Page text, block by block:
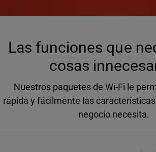
Las funciones que
cosas
Nuestros paquetes de Wi-Fi le
rápida y fácilmente las
negocio necesita.